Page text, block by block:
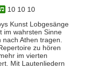
10 10 10
Kunst Lobgesänge
im wahrsten Sinne
Athen tragen.
zu hören
im vierten
Mit Lautenliedern